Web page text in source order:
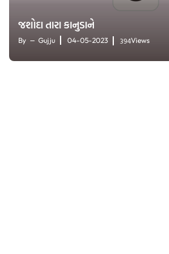
જશોદા તારા કાનુડાને
By Gujju 04-05-2023 394Views